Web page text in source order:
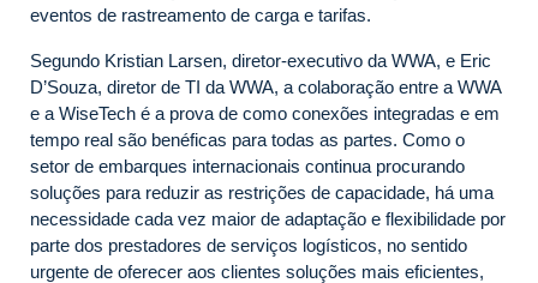
eventos de rastreamento de carga e tarifas.
Segundo Kristian Larsen, diretor-executivo da WWA, e Eric
D’Souza, diretor de TI da WWA, a colaboração entre a WWA
e a WiseTech é a prova de como conexões integradas e em
tempo real são benéficas para todas as partes. Como o
setor de embarques internacionais continua procurando
soluções para reduzir as restrições de capacidade, há uma
necessidade cada vez maior de adaptação e flexibilidade por
parte dos prestadores de serviços logísticos, no sentido
urgente de oferecer aos clientes soluções mais eficientes,